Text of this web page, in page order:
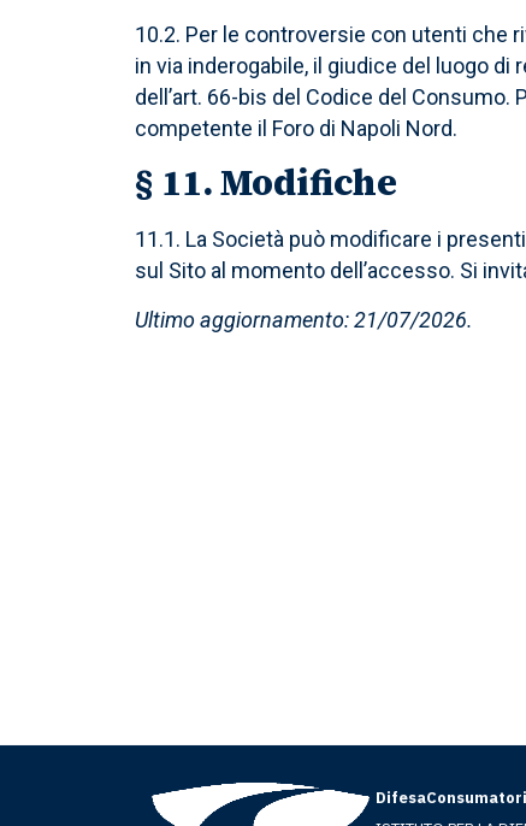
10.2. Per le controversie con utenti che
in via inderogabile, il giudice del luogo
dell’art. 66-bis del Codice del
competente il Foro di Napoli Nord.
§ 11. Modifiche
11.1. La Società può modificare i
sul Sito al momento dell’accesso. Si
Ultimo aggiornamento: 21/07/2026.